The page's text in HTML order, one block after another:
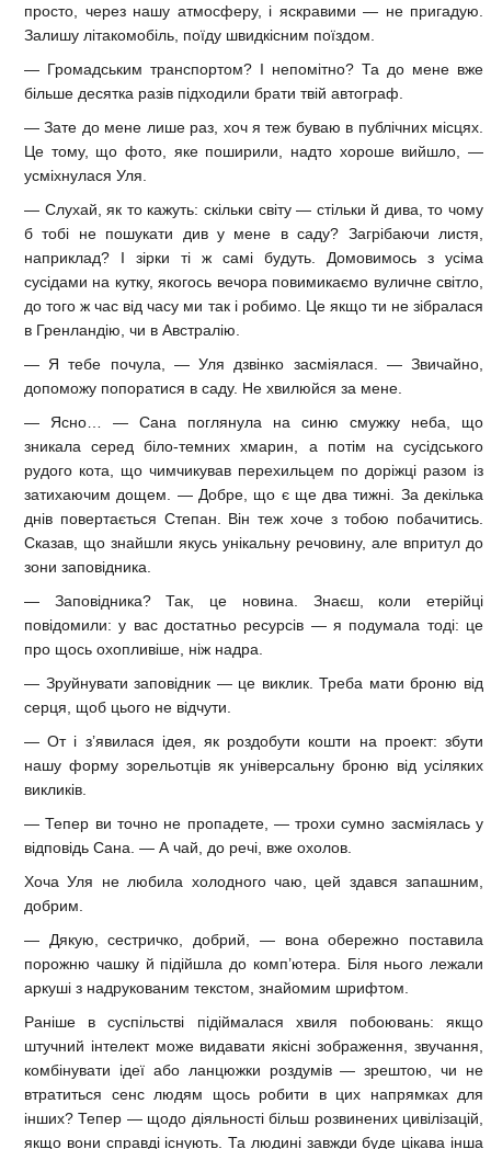
просто, через нашу атмосферу, і яскравими — не пригадую.
Залишу літакомобіль, поїду швидкісним поїздом.
— Громадським транспортом? І непомітно? Та до мене вже
більше десятка разів підходили брати твій автограф.
— Зате до мене лише раз, хоч я теж буваю в публічних місцях.
Це тому, що фото, яке поширили, надто хороше вийшло, —
усміхнулася Уля.
— Слухай, як то кажуть: скільки світу — стільки й дива, то чому
б тобі не пошукати див у мене в саду? Загрібаючи листя,
наприклад? І зірки ті ж самі будуть. Домовимось з усіма
сусідами на кутку, якогось вечора повимикаємо вуличне світло,
до того ж час від часу ми так і робимо. Це якщо ти не зібралася
в Гренландію, чи в Австралію.
— Я тебе почула, — Уля дзвінко засміялася. — Звичайно,
допоможу попоратися в саду. Не хвилюйся за мене.
— Ясно… — Сана поглянула на синю смужку неба, що
зникала серед біло-темних хмарин, а потім на сусідського
рудого кота, що чимчикував перехильцем по доріжці разом із
затихаючим дощем. — Добре, що є ще два тижні. За декілька
днів повертається Степан. Він теж хоче з тобою побачитись.
Сказав, що знайшли якусь унікальну речовину, але впритул до
зони заповідника.
— Заповідника? Так, це новина. Знаєш, коли етерійці
повідомили: у вас достатньо ресурсів — я подумала тоді: це
про щось охопливіше, ніж надра.
— Зруйнувати заповідник — це виклик. Треба мати броню від
серця, щоб цього не відчути.
— От і з’явилася ідея, як роздобути кошти на проект: збути
нашу форму зорельотців як універсальну броню від усіляких
викликів.
— Тепер ви точно не пропадете, — трохи сумно засміялась у
відповідь Сана. — А чай, до речі, вже охолов.
Хоча Уля не любила холодного чаю, цей здався запашним,
добрим.
— Дякую, сестричко, добрий, — вона обережно поставила
порожню чашку й підійшла до комп’ютера. Біля нього лежали
аркуші з надрукованим текстом, знайомим шрифтом.
Раніше в суспільстві підіймалася хвиля побоювань: якщо
штучний інтелект може видавати якісні зображення, звучання,
комбінувати ідеї або ланцюжки роздумів — зрештою, чи не
втратиться сенс людям щось робити в цих напрямках для
інших? Тепер — щодо діяльності більш розвинених цивілізацій,
якщо вони справді існують. Та людині завжди буде цікава інша